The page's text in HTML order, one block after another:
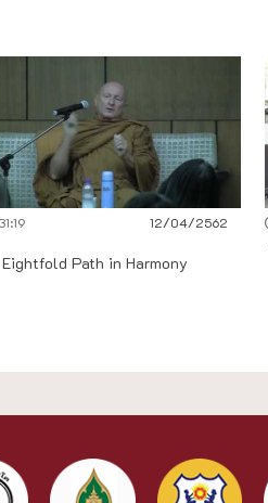
12/04/2562
Path in Harmony